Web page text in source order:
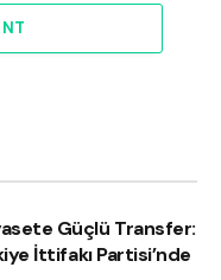
Güçlü Transfer:
İttifakı Partisi’nde